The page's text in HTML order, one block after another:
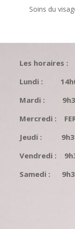
Soins du
Les horaires :
Lundi :
Mardi :
Mercredi :
Jeudi :
Vendredi :
Samedi :